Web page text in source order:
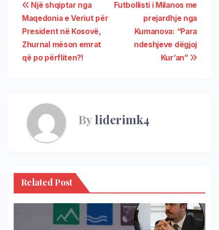
Futbollisti i Milanos me
prejardhje nga
Kumanova: “Para
ndeshjeve dëgjoj
Kur’an”
Një shqiptar nga
Maqedonia e Veriut për
President në Kosovë,
Zhurnal mëson emrat
që po përfliten?!
Byliderimk4
Related Post